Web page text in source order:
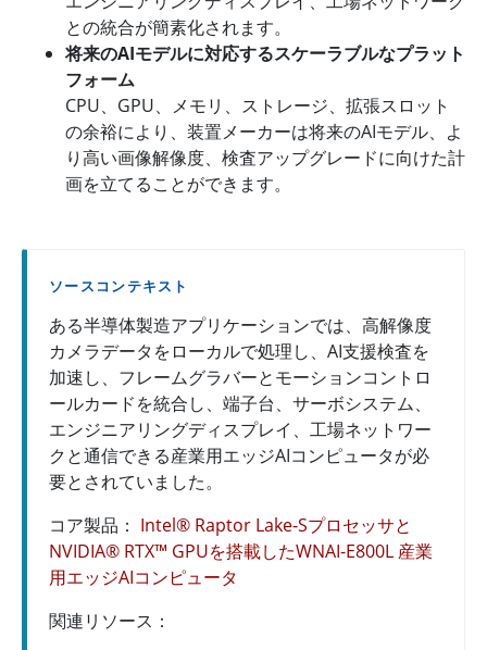
との統合が簡素化されます。
将来のAIモデルに対応するスケーラブルなプラット
フォーム
CPU、GPU、メモリ、ストレージ、拡張スロット
の余裕により、装置メーカーは将来のAIモデル、よ
り高い画像解像度、検査アップグレードに向けた計
画を立てることができます。
ソースコンテキスト
ある半導体製造アプリケーションでは、高解像度
カメラデータをローカルで処理し、AI支援検査を
加速し、フレームグラバーとモーションコントロ
ールカードを統合し、端子台、サーボシステム、
エンジニアリングディスプレイ、工場ネットワー
クと通信できる産業用エッジAIコンピュータが必
要とされていました。
コア製品： Intel® Raptor Lake-Sプロセッサと
NVIDIA® RTX™ GPUを搭載したWNAI-E800L 産業
用エッジAIコンピュータ
関連リソース：